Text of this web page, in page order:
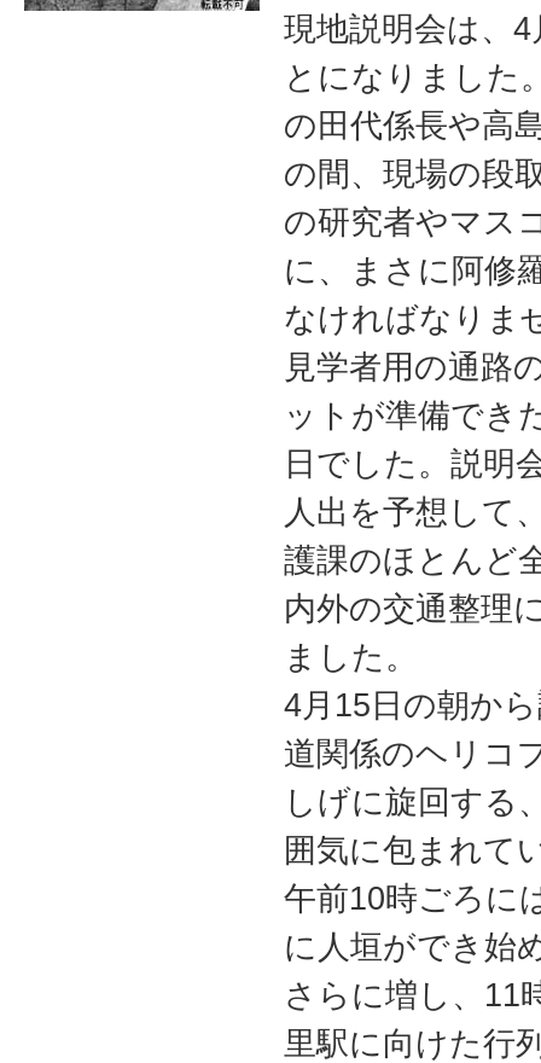
現地説明会は、
とになりました
の田代係長や高
の間、現場の段
の研究者やマス
に、まさに阿修
なければなりま
見学者用の通路
ットが準備でき
日でした。説明
人出を予想して
護課のほとんど
内外の交通整理
ました。
4月15日の朝か
道関係のヘリコ
しげに旋回する
囲気に包まれて
午前10時ごろに
に人垣ができ始
さらに増し、11
里駅に向けた行